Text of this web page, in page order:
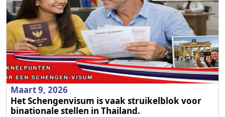
Maart 9, 2026
Het Schengenvisum is vaak struikelblok voor
binationale stellen in Thailand.